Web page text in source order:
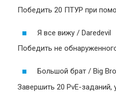
Победить 20 ПТУР при
Я все вижу / Daredevil
Победить не
Большой брат / Big
Завершить 20 PvE-заданий,